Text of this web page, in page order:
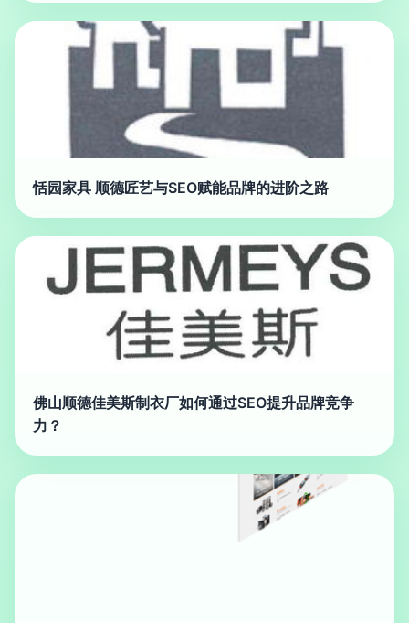
恬园家具 顺德匠艺与SEO赋能品牌的进阶之路
佛山顺德佳美斯制衣厂如何通过SEO提升品牌竞争
力？